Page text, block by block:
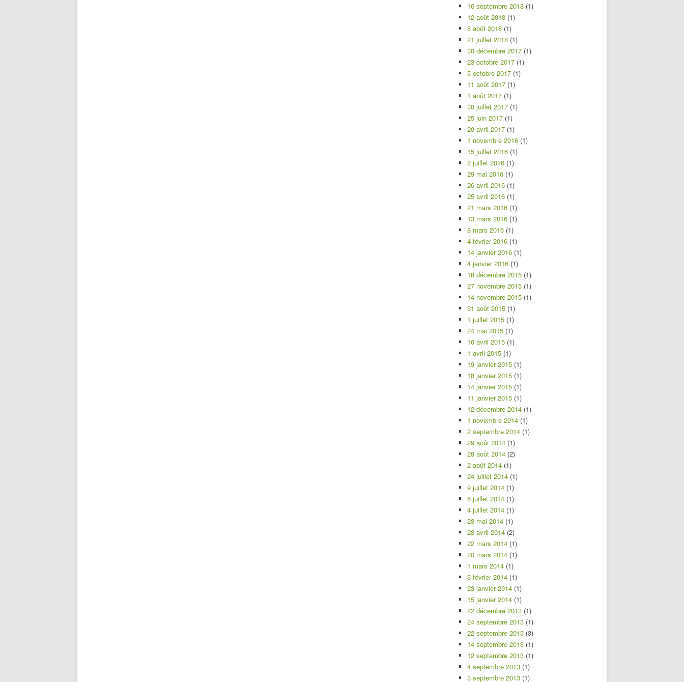
16 septembre 2018 (1)
12 août 2018 (1)
8 août 2018 (1)
21 juillet 2018 (1)
30 décembre 2017 (1)
23 octobre 2017 (1)
5 octobre 2017 (1)
11 août 2017 (1)
1 août 2017 (1)
30 juillet 2017 (1)
25 juin 2017 (1)
20 avril 2017 (1)
1 novembre 2016 (1)
15 juillet 2016 (1)
2 juillet 2016 (1)
29 mai 2016 (1)
26 avril 2016 (1)
25 avril 2016 (1)
21 mars 2016 (1)
13 mars 2016 (1)
8 mars 2016 (1)
4 février 2016 (1)
14 janvier 2016 (1)
4 janvier 2016 (1)
18 décembre 2015 (1)
27 novembre 2015 (1)
14 novembre 2015 (1)
31 août 2015 (1)
1 juillet 2015 (1)
24 mai 2015 (1)
16 avril 2015 (1)
1 avril 2015 (1)
19 janvier 2015 (1)
18 janvier 2015 (1)
14 janvier 2015 (1)
11 janvier 2015 (1)
12 décembre 2014 (1)
1 novembre 2014 (1)
2 septembre 2014 (1)
29 août 2014 (1)
28 août 2014 (2)
2 août 2014 (1)
24 juillet 2014 (1)
9 juillet 2014 (1)
6 juillet 2014 (1)
4 juillet 2014 (1)
28 mai 2014 (1)
28 avril 2014 (2)
22 mars 2014 (1)
20 mars 2014 (1)
1 mars 2014 (1)
3 février 2014 (1)
23 janvier 2014 (1)
15 janvier 2014 (1)
22 décembre 2013 (1)
24 septembre 2013 (1)
22 septembre 2013 (3)
14 septembre 2013 (1)
12 septembre 2013 (1)
4 septembre 2013 (1)
3 septembre 2013 (1)